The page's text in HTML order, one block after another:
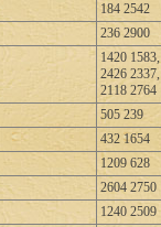
184 2542
236 2900
1420 1583,
2426 2337,
2118 2764
505 239
432 1654
1209 628
2604 2750
1240 2509